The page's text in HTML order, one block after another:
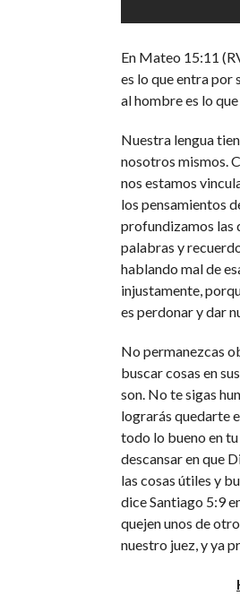
En Mateo 15:11
es lo que entra por
al hombre es lo que
Nuestra lengua
nosotros mismos.
nos estamos
los pensamientos
profundizamos las
palabras y
hablando mal de
injustamente,
es perdonar y dar
No permanezcas
buscar cosas en
son. No te sigas
lograrás quedarte
todo lo bueno en
descansar en que
las cosas útiles y
dice Santiago 5:9
quejen unos de
nuestro juez, y ya